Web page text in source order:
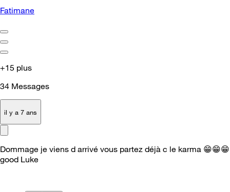
Fatimane
+15 plus
34 Messages
il y a 7 ans
Dommage je viens d arrivé vous partez déjà c le karma 😁😁😁
good Luke